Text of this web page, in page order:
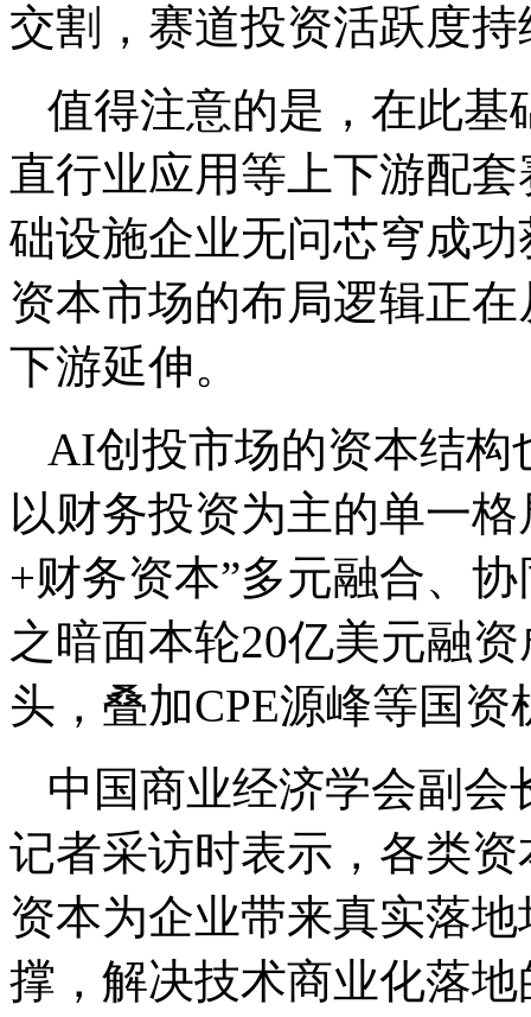
交割，赛道投资活跃度
值得注意的是，在此
直行业应用等上下游配
础设施企业无问芯穹成
资本市场的布局逻辑正
下游延伸。
AI创投市场的资本结构
以财务投资为主的单一
+财务资本”多元融合、
之暗面本轮20亿美元融
头，叠加CPE源峰等国资
中国商业经济学会副
记者采访时表示，各类
资本为企业带来真实落
撑，解决技术商业化落